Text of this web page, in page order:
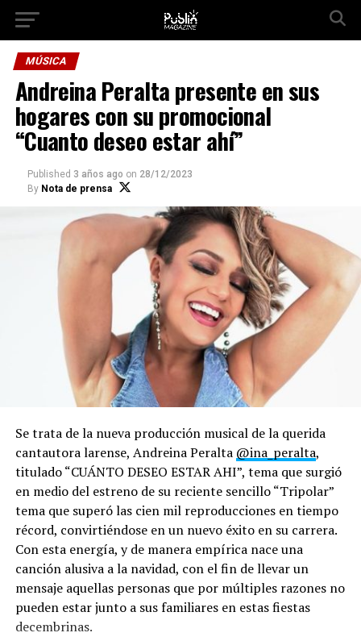
MÚSICA
Andreina Peralta presente en sus
hogares con su promocional
“Cuanto deseo estar ahí”
Published 3 años ago on 28/12/2023
By Nota de prensa
Se trata de la nueva producción musical de la querida
cantautora larense, Andreina Peralta @ina_peralta,
titulado “CUÁNTO DESEO ESTAR AHI”, tema que surgió
en medio del estreno de su reciente sencillo “Tripolar”
tema que superó las cien mil reproducciones en tiempo
récord, convirtiéndose en un nuevo éxito en su carrera.
Con esta energía, y de manera empírica nace una
canción alusiva a la navidad, con el fin de llevar un
mensaje aquellas personas que por múltiples razones no
pueden estar junto a sus familiares en estas fiestas
decembrinas.
Ir a la versión móvil